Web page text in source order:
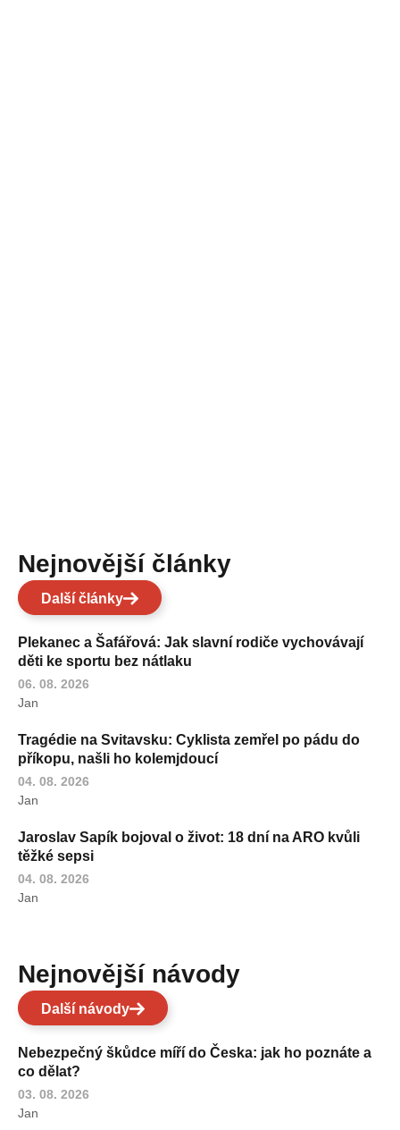
Nejnovější články
Další články
Plekanec a Šafářová: Jak slavní rodiče vychovávají
děti ke sportu bez nátlaku
06. 08. 2026
Jan
Tragédie na Svitavsku: Cyklista zemřel po pádu do
příkopu, našli ho kolemjdoucí
04. 08. 2026
Jan
Jaroslav Sapík bojoval o život: 18 dní na ARO kvůli
těžké sepsi
04. 08. 2026
Jan
Nejnovější návody
Další návody
Nebezpečný škůdce míří do Česka: jak ho poznáte a
co dělat?
03. 08. 2026
Jan